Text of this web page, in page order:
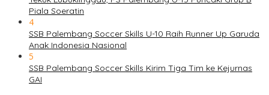
Piala Soeratin
4
SSB Palembang Soccer Skills U-10 Raih Runner Up Garuda
Anak Indonesia Nasional
5
SSB Palembang Soccer Skills Kirim Tiga Tim ke Kejurnas
GAI